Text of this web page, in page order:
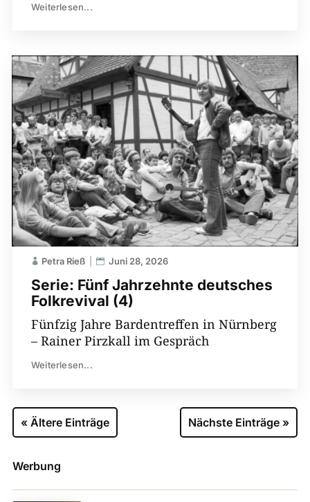
Weiterlesen...
Serie: Fünf Jahrzehnte deutsches
Folkrevival (4)
Petra Rieß Juni 28, 2026
Fünfzig Jahre Bardentreffen in Nürnberg
– Rainer Pirzkall im Gespräch
Weiterlesen...
« Ältere Einträge Nächste Einträge »
Werbung